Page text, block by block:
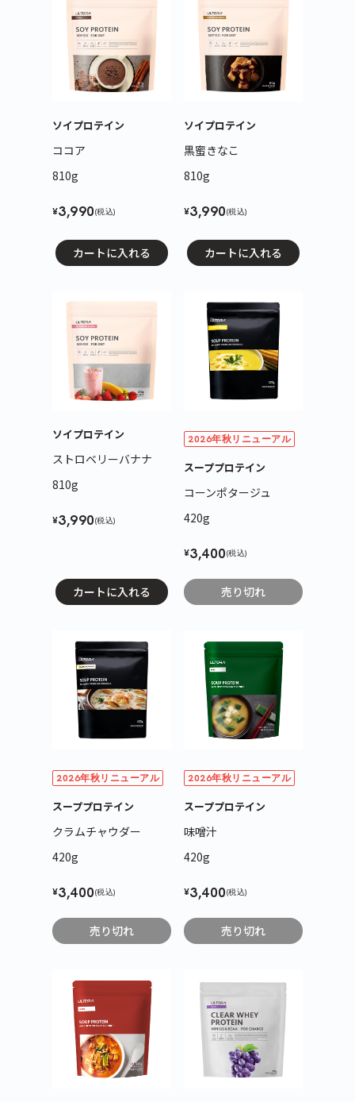
ソイプロテイン
ココア
810g
¥3,990(税込)
カートに入れる
ソイプロテイン
黒蜜きなこ
810g
¥3,990(税込)
カートに入れる
ソイプロテイン
ストロベリーバナナ
810g
¥3,990(税込)
カートに入れる
2026年秋リニューアル
スーププロテイン
コーンポタージュ
420g
¥3,400(税込)
売り切れ
2026年秋リニューアル
スーププロテイン
クラムチャウダー
420g
¥3,400(税込)
売り切れ
2026年秋リニューアル
スーププロテイン
味噌汁
420g
¥3,400(税込)
売り切れ
カートに商品を追加しました
カートを確認